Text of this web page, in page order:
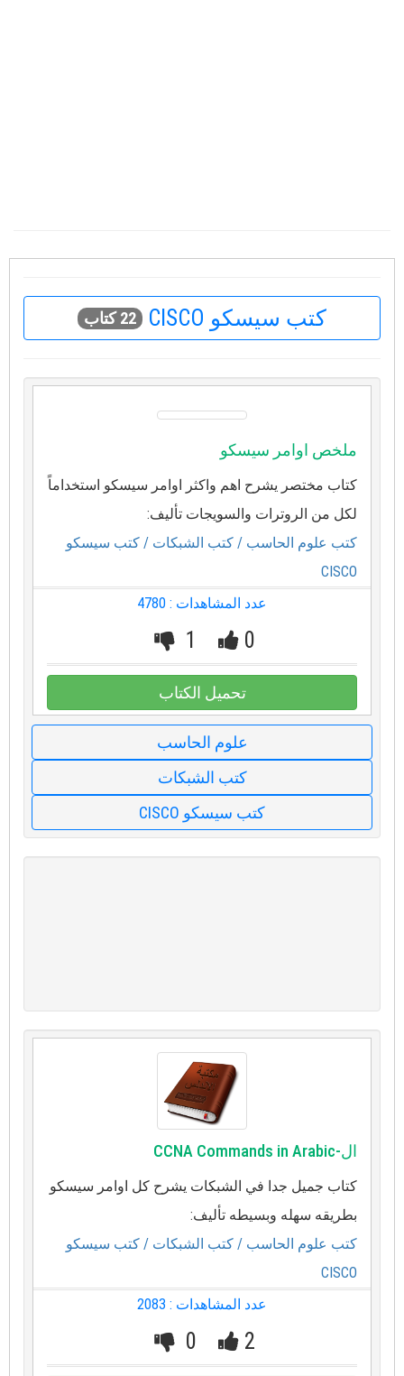
كتب سيسكو CISCO 22 كتاب
ملخص اوامر سيسكو
كتاب مختصر يشرح اهم واكثر اوامر سيسكو استخداماً
لكل من الروترات والسويجات تأليف:
كتب علوم الحاسب / كتب الشبكات / كتب سيسكو
CISCO
عدد المشاهدات : 4780
0
1
تحميل الكتاب
علوم الحاسب
كتب الشبكات
كتب سيسكو CISCO
ال-CCNA Commands in Arabic
كتاب جميل جدا في الشبكات يشرح كل اوامر سيسكو
بطريقه سهله وبسيطه تأليف:
كتب علوم الحاسب / كتب الشبكات / كتب سيسكو
CISCO
عدد المشاهدات : 2083
2
0